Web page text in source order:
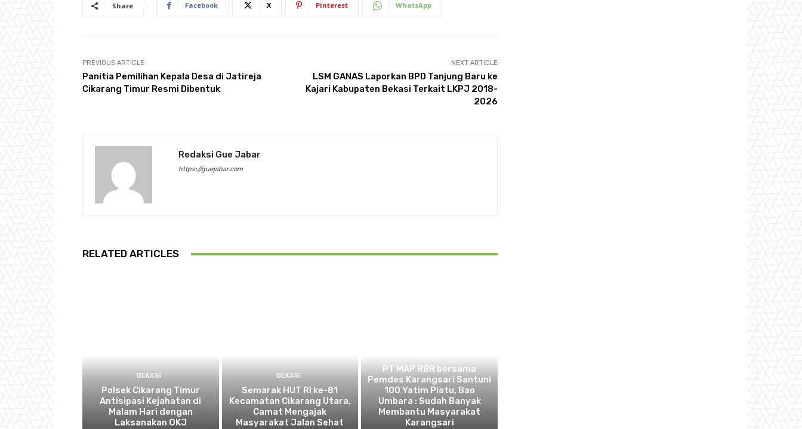
Share Facebook X Pinterest WhatsApp
PREVIOUS ARTICLE
Panitia Pemilihan Kepala Desa di Jatireja
Cikarang Timur Resmi Dibentuk
NEXT ARTICLE
LSM GANAS Laporkan BPD Tanjung Baru ke
Kajari Kabupaten Bekasi Terkait LKPJ 2018-
2026
Redaksi Gue Jabar
https://guejabar.com
RELATED ARTICLES
BEKASI
Polsek Cikarang Timur
Antisipasi Kejahatan di
Malam Hari dengan
Laksanakan OKJ
BEKASI
Semarak HUT RI ke-81
Kecamatan Cikarang Utara,
Camat Mengajak
Masyarakat Jalan Sehat
PT MAP RBR bersama
Pemdes Karangsari Santuni
100 Yatim Piatu, Bao
Umbara : Sudah Banyak
Membantu Masyarakat
Karangsari